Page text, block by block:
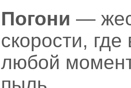
Погони —
скорости, где
любой